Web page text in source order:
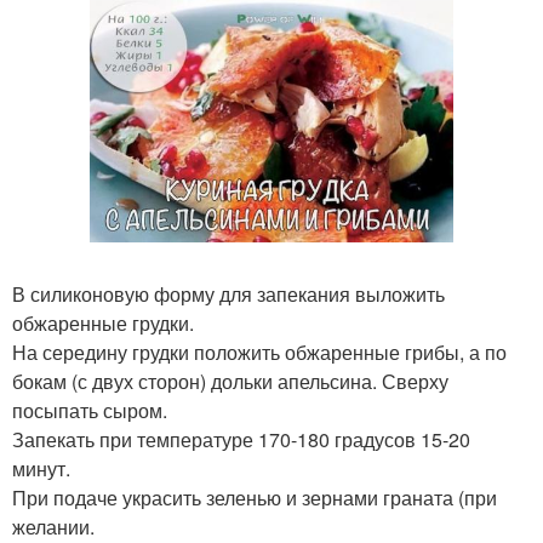
В силиконовую форму для запекания выложить
обжаренные грудки.
На середину грудки положить обжаренные грибы, а по
бокам (с двух сторон) дольки апельсина. Сверху
посыпать сыром.
Запекать при температуре 170-180 градусов 15-20
минут.
При подаче украсить зеленью и зернами граната (при
желании.